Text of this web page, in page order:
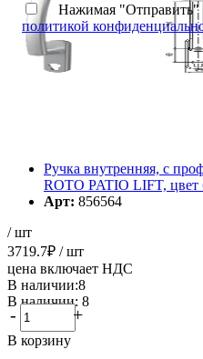
Нажимая "Отправить"
политикой
Ручка внутренняя, с
ROTO PATIO LIFT, цвет
Арт: 856564
/ шт
3719.7₽ / шт
цена включает НДС
В наличии:8
В наличии: 8
- +
В корзину